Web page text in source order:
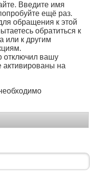
Введите имя
ещё раз.
обращения к этой
обратиться к
или к другим
отключил вашу
активированы на